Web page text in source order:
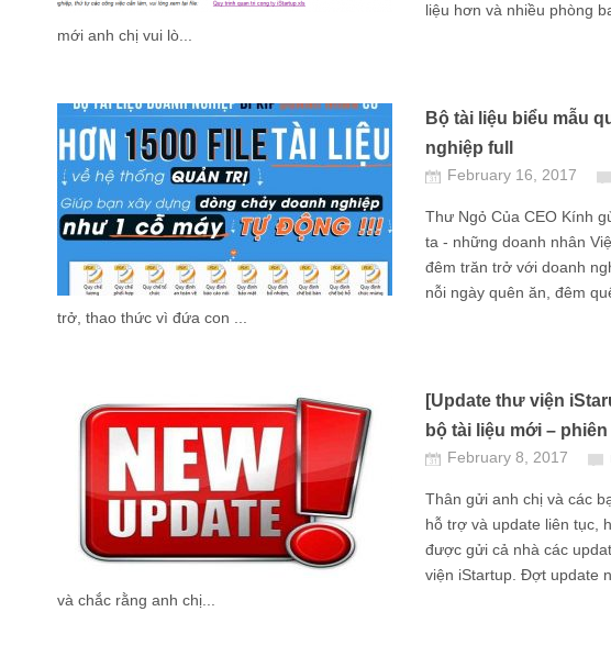
liệu hơn và nhiều phòng
mới anh chị vui lò...
Bộ tài liệu biểu mẫu
nghiệp full
February 16, 2017
Thư Ngỏ Của CEO Kính
ta - những doanh nhân
đêm trăn trở với doanh
nỗi ngày quên ăn, đêm
trở, thao thức vì đứa con ...
[Update thư viện
bộ tài liệu mới – phiên
February 8, 2017
Thân gửi anh chị và các
hỗ trợ và update liên tục,
được gửi cả nhà các
viện iStartup. Đợt update
và chắc rằng anh chị...